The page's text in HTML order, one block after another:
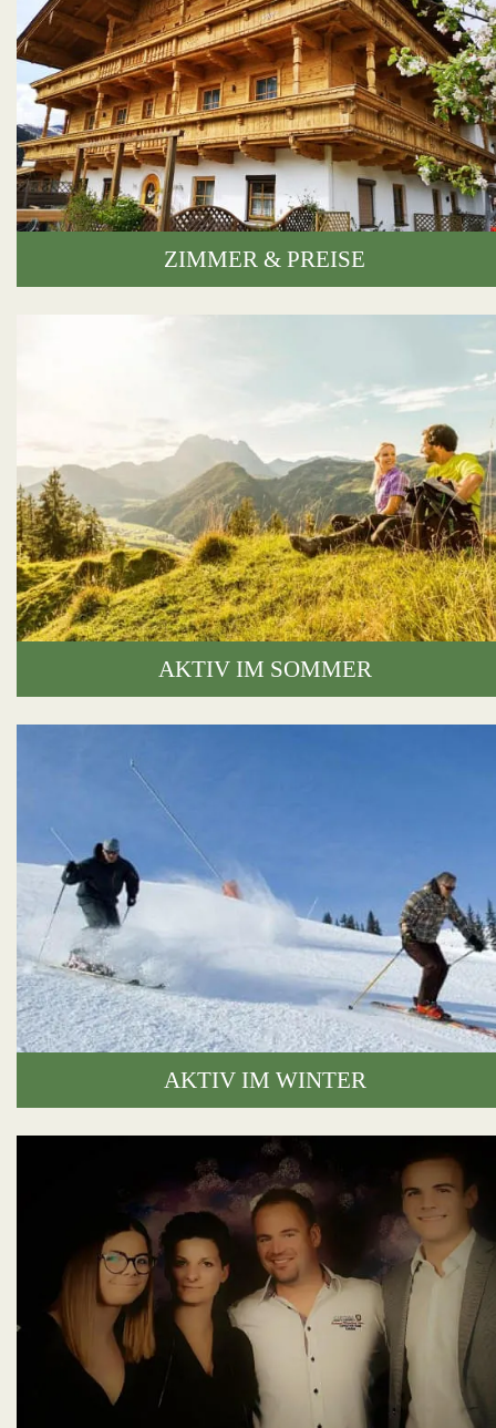
ZIMMER & PREISE
AKTIV IM SOMMER
AKTIV IM WINTER